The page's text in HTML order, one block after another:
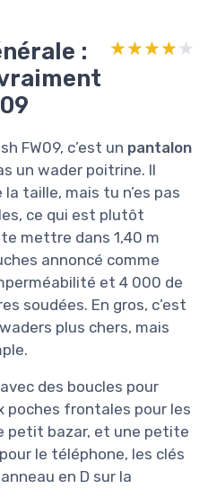
:
★★★★★
★★★★★
FW09, c’est un pantalon
un wader poitrine. Il
taille, mais tu n’es pas
ce qui est plutôt
mettre dans 1,40 m
annoncé comme
et 4 000 de
soudées. En gros, c’est
plus chers, mais
avec des boucles pour
poches frontales pour les
petit bazar, et une petite
le téléphone, les clés
en D sur la